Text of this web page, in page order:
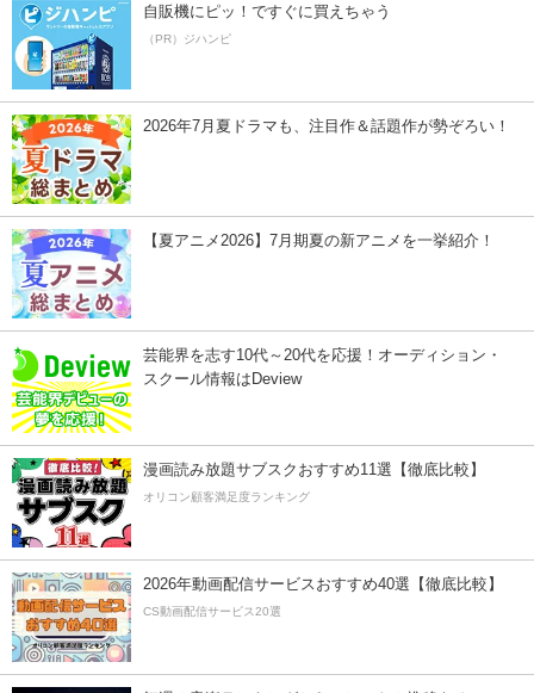
自販機にピッ！ですぐに買えちゃう
（PR）ジハンピ
2026年7月夏ドラマも、注目作＆話題作が勢ぞろい！
【夏アニメ2026】7月期夏の新アニメを一挙紹介！
芸能界を志す10代～20代を応援！オーディション・
スクール情報はDeview
漫画読み放題サブスクおすすめ11選【徹底比較】
オリコン顧客満足度ランキング
2026年動画配信サービスおすすめ40選【徹底比較】
CS動画配信サービス20選